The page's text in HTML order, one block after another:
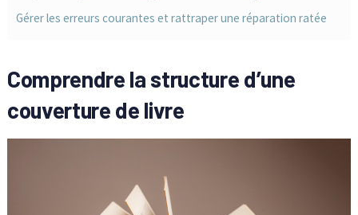
Gérer les erreurs courantes et rattraper une réparation ratée
Comprendre la structure d’une
couverture de livre